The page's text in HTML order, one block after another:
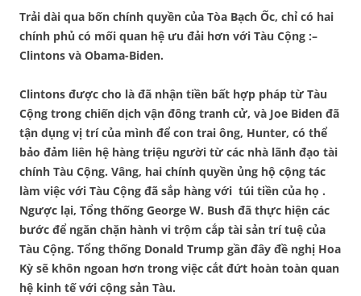
Trải dài qua bốn chính quyền của Tòa Bạch Ốc, chỉ có hai
chính phủ có mối quan hệ ưu đải hơn với Tàu Cộng :–
Clintons và Obama-Biden.
Clintons được cho là đã nhận tiền bất hợp pháp từTàu
Cộng trong chiến dịch vận đông tranh cử, và Joe Biden đã
tận dụng vị trí của mình để con trai ông, Hunter, có thể
bảo đảm liên hệ hàng triệu người từ các nhà lãnh đạo tài
chính Tàu Cộng. Vâng, hai chính quyền ủng hộ cộng tác
làm việc với Tàu Cộng đã sắp hàng với túi tiền của họ .
Ngược lại, Tổng thống George W. Bush đã thực hiện các
bước để ngăn chặn hành vi trộm cắp tài sản trí tuệ của
Tàu Cộng. Tổng thống Donald Trump gần đây đề nghị Hoa
Kỳ sẽ khôn ngoan hơn trong việc cắt đứt hoàn toàn quan
hệ kinh tế với cộng sản Tàu.